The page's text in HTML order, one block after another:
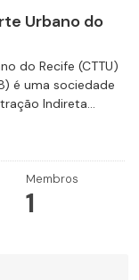
Urbano do
do Recife (CTTU)
é uma sociedade
Indireta...
Membros
1